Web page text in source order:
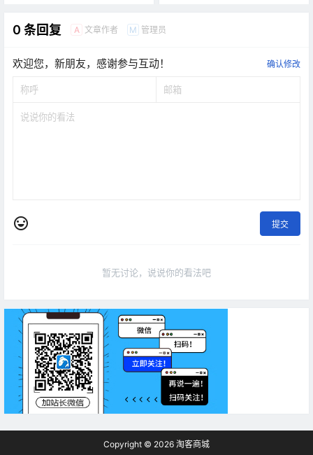
0 条回复 A 文章作者 M 管理员
欢迎您，新朋友，感谢参与互动！ 确认修改
提交
暂无讨论，说说你的看法吧
Copyright © 2026 淘客商城